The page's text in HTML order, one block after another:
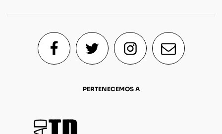
PERTENECEMOS A